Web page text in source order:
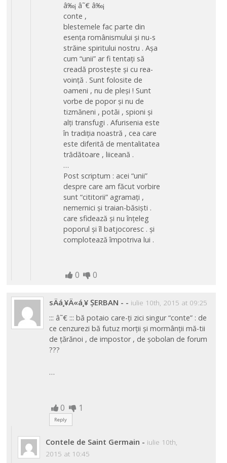
â‰¡ â˜€ â‰¡
conte ,
blestemele fac parte din
esența românismului și nu-s
străine spiritului nostru . Așa
cum “unii” ar fi tentați să
creadă prostește și cu rea-
voință . Sunt folosite de
oameni , nu de pleși ! Sunt
vorbe de popor și nu de
tizmăneni , potăi , spioni și
alți transfugi . Afurisenia este
în tradiția noastră , cea care
este diferită de mentalitatea
trădătoare , liiceană .
…
Post scriptum : acei “unii”
despre care am făcut vorbire
sunt “cititorii” agramați ,
nemernici și traian-băsiști .
care sfidează și nu înțeleg
poporul și îl batjocoresc . și
complotează împotriva lui .
0 0
sÄá¸¥Ä«á¸¥ ȘERBAN - - iulie 10th, 2015 at 09:25
::: â˜€ ::: bă potaio care-ți zici singur “conte” : de
ce cenzurezi bă futuz morții și mormânții mă-tii
de țărănoi , de impostor , de șobolan de forum
???
…
0 1
Reply
Contele de Saint Germain - iulie 10th,
2015 at 10:45